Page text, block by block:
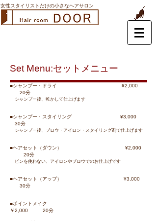
女性スタイリストだけの小さなヘアサロン
Set Menu:セットメニュー
■シャンプー・ドライ ¥2,000
20分
シャンプー後、乾かして仕上げます
■シャンプー・スタイリング ¥3,000
30分
シャンプー後、ブロウ・アイロン・スタイリング剤で仕上げます
■ヘアセット（ダウン） ¥2,000
20分
ピンを使わない、アイロンやブロウでのお仕上げです
■ヘアセット（アップ） ¥3,000
30分
■ポイントメイク
￥2,000 20分